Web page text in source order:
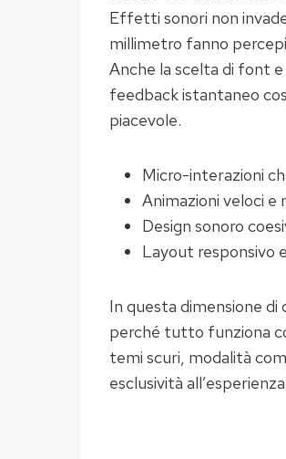
Effetti sonori non
millimetro fanno
Anche la scelta di font
feedback istantaneo
piacevole.
Micro-interazioni
Animazioni veloci e
Design sonoro
Layout responsivo
In questa dimensione
perché tutto funziona
temi scuri, modalità
esclusività